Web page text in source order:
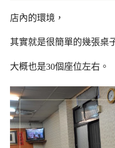
店內的環境，
其實就是很簡單的幾張桌
大概也是30個座位左右。